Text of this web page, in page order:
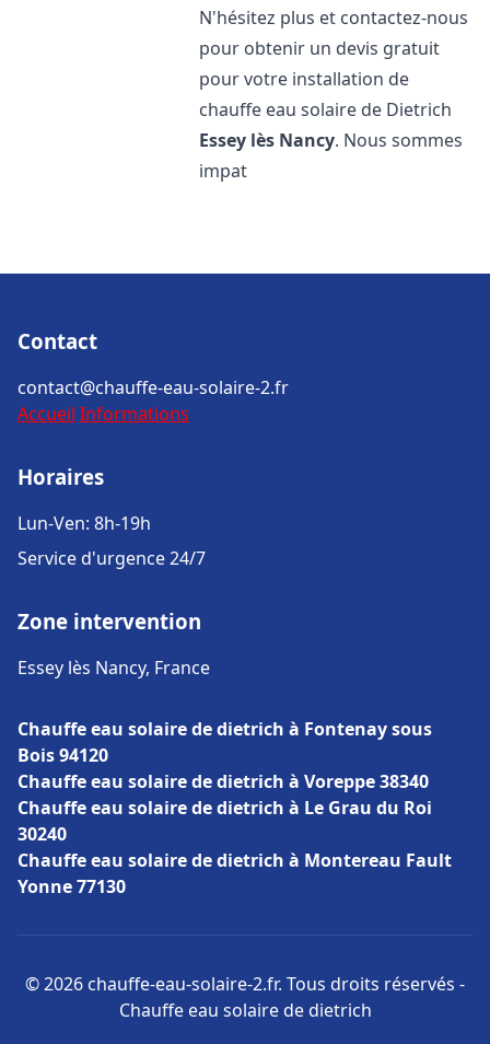
N'hésitez plus et contactez-nous
pour obtenir un devis gratuit
pour votre installation de
chauffe eau solaire de Dietrich
Essey lès Nancy. Nous sommes
impat
Contact
contact@chauffe-eau-solaire-2.fr
Accueil Informations
Horaires
Lun-Ven: 8h-19h
Service d'urgence 24/7
Zone intervention
Essey lès Nancy, France
Chauffe eau solaire de dietrich à Fontenay sous
Bois 94120
Chauffe eau solaire de dietrich à Voreppe 38340
Chauffe eau solaire de dietrich à Le Grau du Roi
30240
Chauffe eau solaire de dietrich à Montereau Fault
Yonne 77130
© 2026 chauffe-eau-solaire-2.fr. Tous droits réservés -
Chauffe eau solaire de dietrich